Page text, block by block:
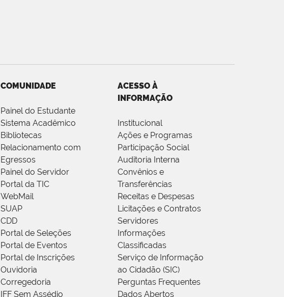
COMUNIDADE
Painel do Estudante
Sistema Acadêmico
Bibliotecas
Relacionamento com
Egressos
Painel do Servidor
Portal da TIC
WebMail
SUAP
CDD
Portal de Seleções
Portal de Eventos
Portal de Inscrições
Ouvidoria
Corregedoria
IFF Sem Assédio
ACESSO À
INFORMAÇÃO
Institucional
Ações e Programas
Participação Social
Auditoria Interna
Convênios e
Transferências
Receitas e Despesas
Licitações e Contratos
Servidores
Informações
Classificadas
Serviço de Informação
ao Cidadão (SIC)
Perguntas Frequentes
Dados Abertos